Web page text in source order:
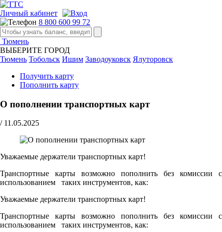
Личный кабинет
8 800 600 99 72
Тюмень
ВЫБЕРИТЕ ГОРОД
Тюмень Тобольск Ишим Заводоуковск Ялуторовск
Получить карту
Пополнить карту
О пополнении транспортных карт
/ 11.05.2025
Уважаемые держатели транспортных карт!
Транспортные карты возможно пополнить без комиссии с
использованием таких инструментов, как:
Уважаемые держатели транспортных карт!
Транспортные карты возможно пополнить без комиссии с
использованием таких инструментов, как: